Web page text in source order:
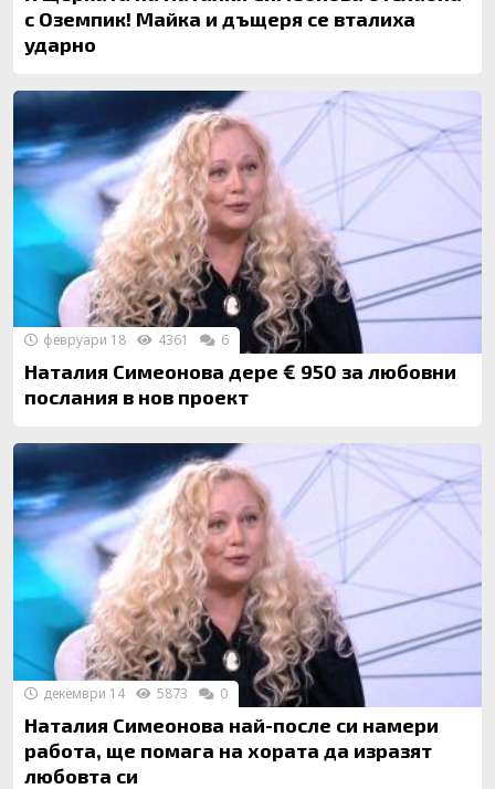
с Оземпик! Майка и дъщеря се вталиxa
ударно
Наталия Симеонова дере € 950 за любовни
послания в нов проект
февруари 18 4361 6
Наталия Симеонова най-после си намери
работа, ще помага на хората да изразят
любовта си
декември 14 5873 0